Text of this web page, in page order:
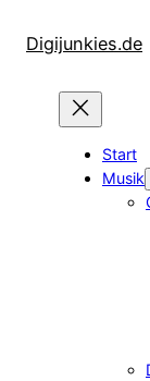
InhaltDigijunkies.de
Start
Musik